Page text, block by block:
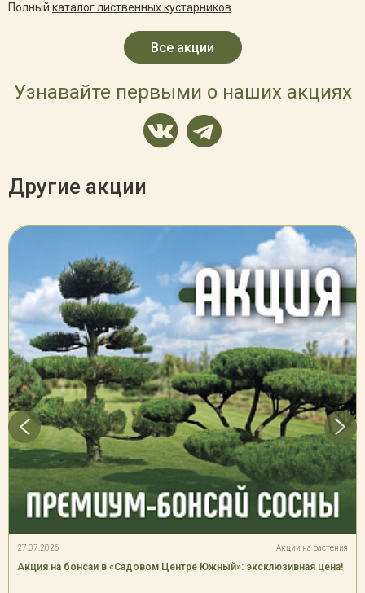
Полный каталог лиственных кустарников
Все акции
Узнавайте первыми о наших акциях
Другие акции
27.07.2026 Акции на растения
Акция на бонсаи в «Садовом Центре Южный»: эксклюзивная цена!